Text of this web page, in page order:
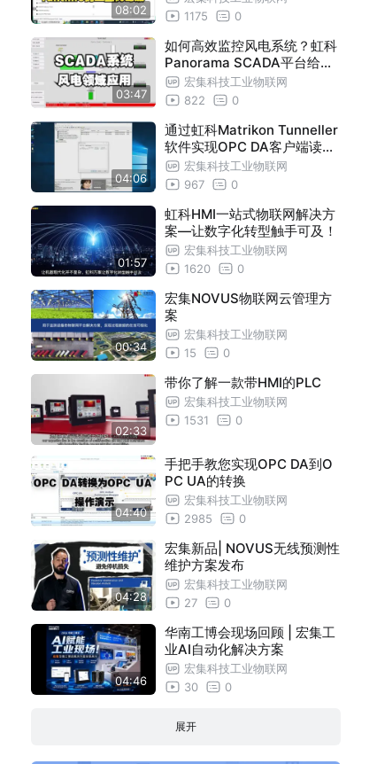
08:02
1175
0
03:47
如何高效监控风电系统？虹科
Panorama SCADA平台给你
答案！宏集科技工业物联网
822
0
04:06
通过虹科Matrikon Tunneller
软件实现OPC DA客户端读取
OPC UA服务器
宏集科技工业物联网
967
0
01:57
虹科HMI一站式物联网解决方
案—让数字化转型触手可及！
宏集科技工业物联网
1620
0
00:34
宏集NOVUS物联网云管理方
案
宏集科技工业物联网
15
0
02:33
带你了解一款带HMI的PLC
宏集科技工业物联网
1531
0
04:40
手把手教您实现OPC DA到O
PC UA的转换
宏集科技工业物联网
2985
0
04:28
宏集新品| NOVUS无线预测性
维护方案发布
宏集科技工业物联网
27
0
04:46
华南工博会现场回顾 | 宏集工
业AI自动化解决方案
宏集科技工业物联网
30
0
展开